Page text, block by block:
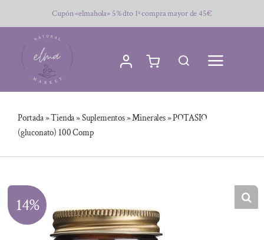
al
contenido
Cupón «elmahola» 5% dto 1ª compra mayor de 45€
Portada»Tienda»Suplementos»Minerales»POTASIO
(gluconato) 100 Comp
14%